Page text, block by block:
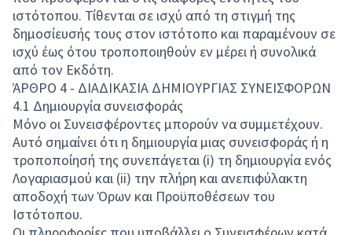
ιστότοπου. Τίθενται σε ισχύ από τη στιγμή της
δημοσίευσής τους στον ιστότοπο και παραμένουν σε
ισχύ έως ότου τροποποιηθούν εν μέρει ή συνολικά
από τον Εκδότη.
ΆΡΘΡΟ 4 - ΔΙΑΔΙΚΑΣΙΑ ΔΗΜΙΟΥΡΓΙΑΣ ΣΥΝΕΙΣΦΟΡΩΝ
4.1 Δημιουργία συνεισφοράς
Μόνο οι Συνεισφέροντες μπορούν να συμμετέχουν.
Αυτό σημαίνει ότι η δημιουργία μιας συνεισφοράς ή η
τροποποίησή της συνεπάγεται (i) τη δημιουργία ενός
Λογαριασμού και (ii) την πλήρη και ανεπιφύλακτη
αποδοχή των Όρων και Προϋποθέσεων του
Ιστότοπου.